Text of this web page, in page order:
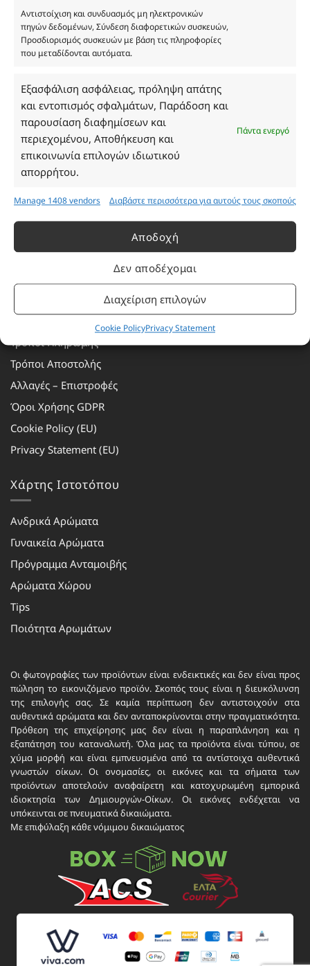
Αντιστοίχιση και συνδυασμός μη ηλεκτρονικών
πηγών δεδομένων, Σύνδεση διαφορετικών συσκευών,
Προσδιορισμός συσκευών με βάση τις πληροφορίες
που μεταδίδονται αυτόματα.
Εξασφάλιση ασφάλειας, πρόληψη απάτης
και εντοπισμός σφαλμάτων, Παράδοση και
παρουσίαση διαφημίσεων και
περιεχομένου, Αποθήκευση και
επικοινωνία επιλογών ιδιωτικού
απορρήτου.
Πάντα ενεργό
Manage 1408 vendors Διαβάστε περισσότερα για αυτούς τους σκοπούς
Αποδοχή
Δεν αποδέχομαι
Διαχείριση επιλογών
Cookie PolicyPrivacy Statement
ΑΦΜ 803285309
ΓΕΜΗ 193802504000
Ωράριο Καταστήματος
Δευτέρα: 08:30–16:30
Τρίτη: 08:30–16:30
Τετάρτη: 08:30–16:30
Πέμπτη: 08:30–16:30
Παρασκευή: 08:30–16:30
Σάββατο - Κυριακή: Κλειστά
Πρόγραμμα Ανταμοιβής
Τρόποι Πληρωμής
Τρόποι Αποστολής
Αλλαγές – Επιστροφές
Όροι Χρήσης GDPR
Cookie Policy (EU)
Privacy Statement (EU)
Χάρτης Ιστοτόπου
Ανδρικά Αρώματα
Γυναικεία Αρώματα
Πρόγραμμα Ανταμοιβής
Αρώματα Χώρου
Tips
Ποιότητα Αρωμάτων
Οι φωτογραφίες των προϊόντων είναι ενδεικτικές και δεν είναι προς
πώληση το εικονιζόμενο προϊόν. Σκοπός τους είναι η διευκόλυνση
της επιλογής σας. Σε καμία περίπτωση δεν αντιστοιχούν στα
αυθεντικά αρώματα και δεν ανταποκρίνονται στην πραγματικότητα.
Πρόθεση της επιχείρησης μας δεν είναι η παραπλάνηση και η
εξαπάτηση του καταναλωτή. Όλα μας τα προϊόντα είναι τύπου, σε
χύμα μορφή και είναι εμπνευσμένα από τα αντίστοιχα αυθεντικά
γνωστών οίκων. Οι ονομασίες, οι εικόνες και τα σήματα των
προϊόντων αποτελούν αναφαίρετη και κατοχυρωμένη εμπορικά
ιδιοκτησία των Δημιουργών-Οίκων. Οι εικόνες ενδέχεται να
υπόκεινται σε πνευματικά δικαιώματα.
Με επιφύλαξη κάθε νόμιμου δικαιώματος